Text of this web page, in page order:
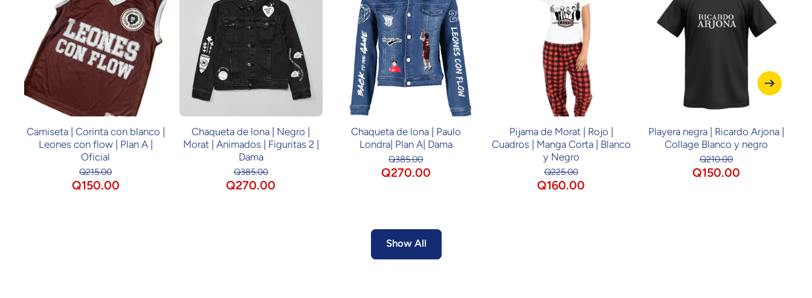
Camiseta | Corinta con blanco |
Leones con flow | Plan A |
Oficial
Q215.00
Q150.00
Chaqueta de lona | Negro |
Morat | Animados | Figuritas 2 |
Dama
Q385.00
Q270.00
Chaqueta de lona | Paulo
Londra| Plan A| Dama
Q385.00
Q270.00
Pijama de Morat | Rojo |
Cuadros | Manga Corta | Blanco
y Negro
Q225.00
Q160.00
Playera negra | Ricardo Arjona |
Collage Blanco y negro
Q210.00
Q150.00
Show All